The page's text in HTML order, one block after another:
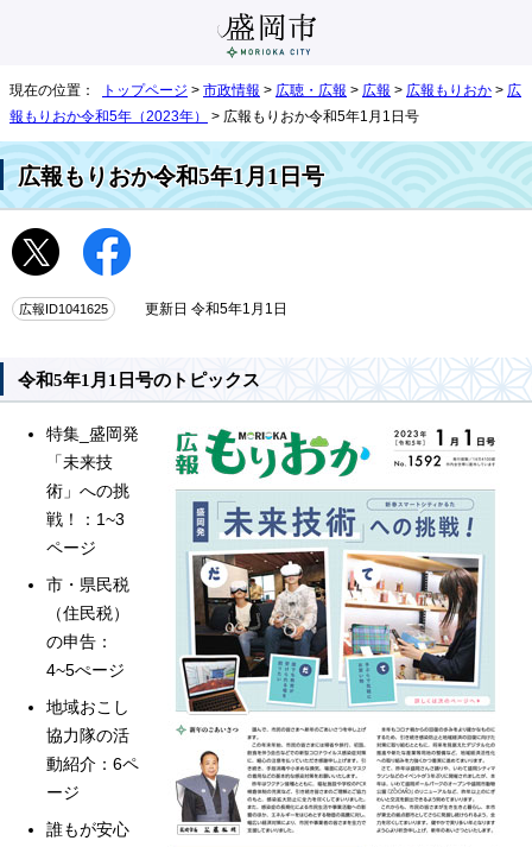
現在の位置： トップページ > 市政情報 > 広聴・広報 > 広報 > 広報もりおか > 広
報もりおか令和5年（2023年）
> 広報もりおか令和5年1月1日号
広報もりおか令和5年1月1日号
広報ID1041625 更新日 令和5年1月1日
令和5年1月1日号のトピックス
特集_盛岡発
「未来技
術」への挑
戦！：1~3
ページ
市・県民税
（住民税）
の申告：
4~5ぺージ
地域おこし
協力隊の活
動紹介：6ペ
ージ
誰もが安心